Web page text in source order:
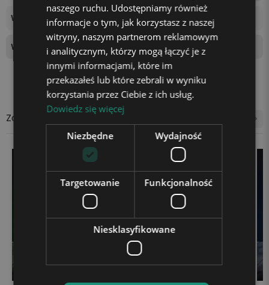
Wymiary tablicy świetlnej 13,5x18cm
Wysokość podstawki
Zobacz także
naszego ruchu. Udostępniamy również
informacje o tym, jak korzystasz z naszej
witryny, naszym partnerom reklamowym
i analitycznym, którzy mogą łączyć je z
innymi informacjami, które im
przekazałeś lub które zebrali w wyniku
korzystania przez Ciebie z ich usług.
Dowiedz się więcej
Niezbędne Wydajność
Targetowanie Funkcjonalność
Niesklasyfikowane